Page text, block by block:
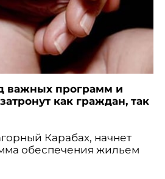
важных программ и
как граждан, так
Карабах, начнет
обеспечения жильем